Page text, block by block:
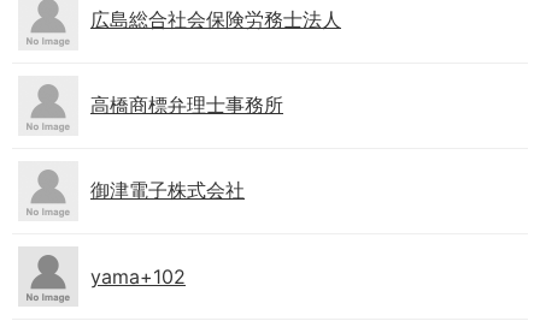
広島総合社会保険労務士法人
高橋商標弁理士事務所
御津電子株式会社
yama+102